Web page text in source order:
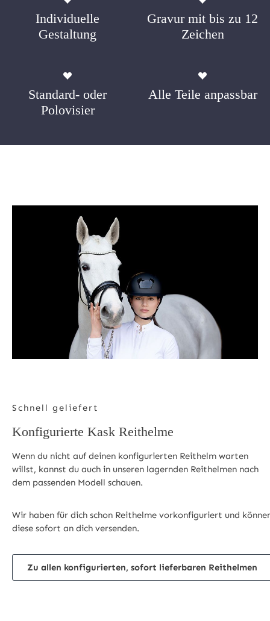
Individuelle
Gestaltung
Gravur mit bis zu 12
Zeichen
Standard- oder
Polovisier
Alle Teile anpassbar
Schnell geliefert
Konfigurierte Kask Reithelme
Wenn du nicht auf deinen konfigurierten Reithelm warten
willst, kannst du auch in unseren lagernden Reithelmen nach
dem passenden Modell schauen.
Wir haben für dich schon Reithelme vorkonfiguriert und
diese sofort an dich versenden.
Zu allen konfigurierten, sofort lieferbaren Reithelmen